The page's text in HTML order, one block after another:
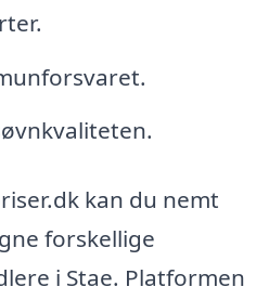
kan du nemt
forskellige
i Stae. Platformen